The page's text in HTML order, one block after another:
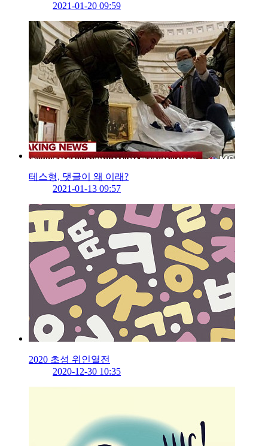
2021-01-20 09:59
테스형, 댓글이 왜 이래?
2021-01-13 09:57
2020 초성 위인열전
2020-12-30 10:35